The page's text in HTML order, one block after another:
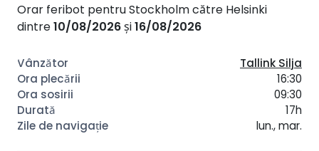
Orar feribot pentru Stockholm către Helsinki
dintre10/08/2026și16/08/2026
Tallink Silja
16:30
09:30
17h
lun., mar.